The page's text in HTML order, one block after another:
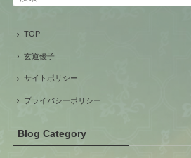
TOP
玄道優子
サイトポリシー
プライバシーポリシー
Blog Category